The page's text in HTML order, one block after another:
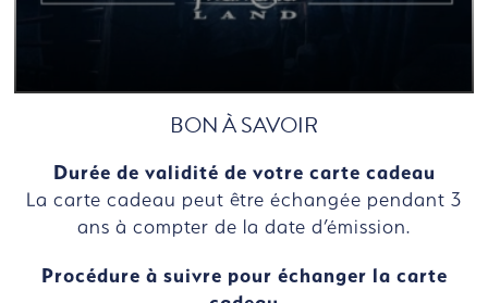
BON À SAVOIR
Durée de validité de votre carte cadeau
La carte cadeau peut être échangée pendant 3
ans à compter de la date d’émission.
Procédure à suivre pour échanger la carte